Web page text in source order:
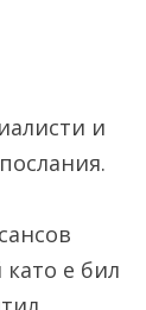
и
е бил